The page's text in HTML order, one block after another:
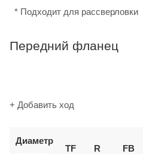
* Подходит для рассверловки
Передний фланец
+ Добавить ход
Диаметр
TF
R
FB